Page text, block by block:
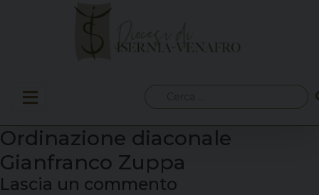
per:
Ordinazione diaconale
Gianfranco Zuppa
Lascia un commento